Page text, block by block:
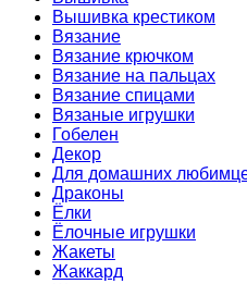
Вышивка крестиком
Вязание
Вязание крючком
Вязание на пальцах
Вязание спицами
Вязаные игрушки
Гобелен
Декор
Для домашних
Драконы
Ёлки
Ёлочные игрушки
Жакеты
Жаккард